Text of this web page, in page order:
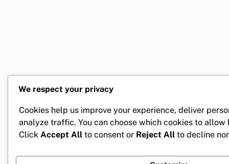
We respect your privacy
Cookies help us improve your experience, deliver
analyze traffic. You can choose which cookies to
Click Accept All to consent or Reject All to decline